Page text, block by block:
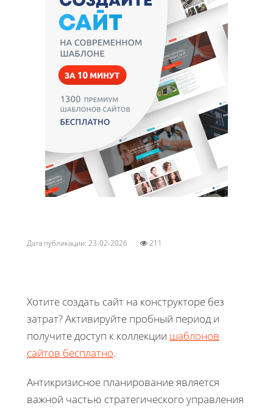
Дата публикации: 23-02-2026 211
Хотите создать сайт на конструкторе без
затрат? Активируйте пробный период и
получите доступ к коллекции шаблонов
сайтов бесплатно.
Антикризисное планирование является
важной частью стратегического управления